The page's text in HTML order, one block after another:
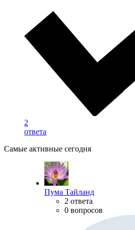
2
ответа
Самые активные сегодня
Пума Тайланд
2 ответа
0 вопросов